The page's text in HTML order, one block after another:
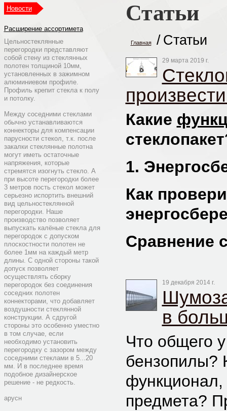
Новости
Расширение ассортимета
Цельностеклянные
перегородки представляют
собой стену из стеклянных
полотен толщиной 10мм,
установленных в зажимном
алюминиевом профиле.
Профиль крепит стекла к полу
и потолку.
Между соседними стеклами
обычно устанавливаются
коннекторы для компенсации
парусности стекол, т.к. после
закалки стеклянные полотна
могут иметь остаточные
напряжения, которые
стремятся изогнуть стекло. А
при высоте перегородки более
3 метров пость стекол может
серьезно испортить внешний
вид цельностеклянной
перегородки. Наше
производство позволяет
выпускать калёные стекла для
перегородок с допуском
плоскостности полотен не
более 1мм на каждый метр
длины. С одной стороны такой
допуск позволяет
осуществлять сборку
перегородок без соединения
соседних полотен
коннекторами, что добавляет
воздушности стеклянной
конструкции. А сдругой
стороны это особенно уместно
в том случае, если
необходимо установить
перегородку с зазором между
соседними стеклами в 5...20
мм. И в последнее время
подобное дизайнерское
решение - не редкость.
арусн
Статьи
Главная / Статьи
29 марта 2019 г.
Какие
стеклопакет
1.
Как
Сравнение
19 декабря 2014 г.
в
Что общего
бензопилы?
функционал,
предмета?